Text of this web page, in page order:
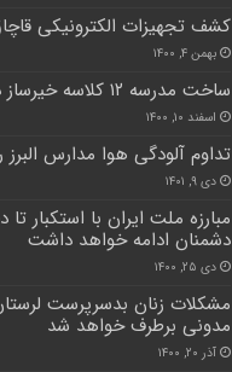
کشف تجهیزات الکترونیکی
بهمن ۴, ۱۴۰۰
ساخت مدرسه ۱۲ کلاسه خیرساز در کرج آغاز شد
اسفند ۱۰, ۱۴۰۰
تداوم آلودگی هوا مدارس
دی ۹, ۱۴۰۱
مبارزه ملت ایران با استکبار
دشمنان ادامه خواهد داشت
دی ۲۵, ۱۴۰۰
مشکلات زنان بدسرپرست
مدونی برطرف خواهد شد
آذر ۲۰, ۱۴۰۰